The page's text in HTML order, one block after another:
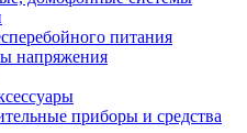
питания
напряжения
приборы и средства